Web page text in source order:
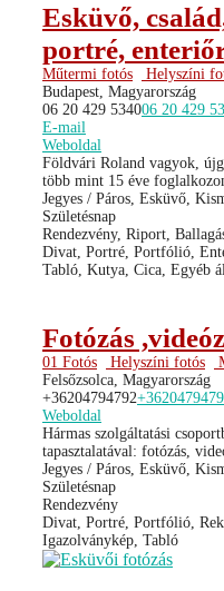
Esküvő,
portré,
Műtermi fotós Helyszíni
Budapest, Magyarország
06 20 429 534006 20 429
E-mail
Weboldal
Földvári Roland vagyok,
több mint 15 éve
Jegyes / Páros, Esküvő,
Születésnap
Rendezvény, Riport,
Divat, Portré, Portfólió,
Tabló, Kutya, Cica, Egyéb
Fotózás
01 Fotós Helyszíni fotós
Felsőzsolca, Magyarország
+36204794792
Weboldal
Hármas szolgáltatási
tapasztalatával: fotózás,
Jegyes / Páros, Esküvő,
Születésnap
Rendezvény
Divat, Portré, Portfólió,
Igazolványkép, Tabló